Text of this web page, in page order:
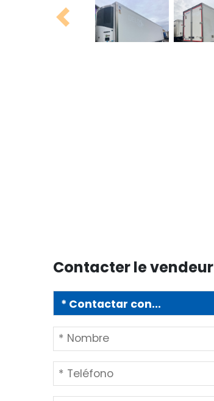
Previous
Contacter le vendeur